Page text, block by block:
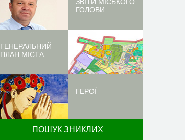
ГОЛОВИ
ГЕНЕРАЛЬНИЙ
ПЛАН МІСТА
ГЕРОЇ
ПОШУК ЗНИКЛИХ